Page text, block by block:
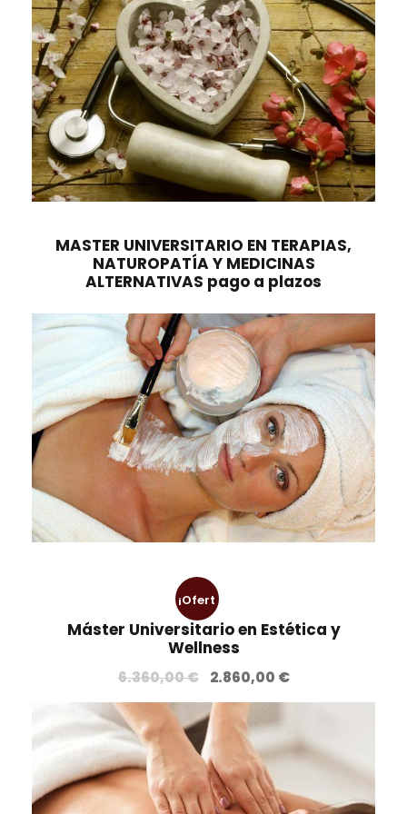
:
2
2
0
,
0
0
€
7
,
0
0
€
.
MASTER UNIVERSITARIO EN TERAPIAS,
NATUROPATÍA Y MEDICINAS
ALTERNATIVAS pago a plazos
¡Ofert
a!
Máster Universitario en Estética y
Wellness
6.360,00€
E
l
p
r
e
c
2.860,00 €E
l
r
e
c